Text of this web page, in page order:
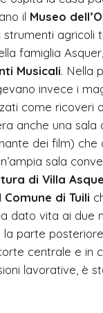
il Museo
agricoli
famiglia
Musicali. Nella
invece i
come ricoveri
anche una sala
dei film) che
sala
di Villa
di Tuili
dato vita ai due
parte
centrale e in
lavorative, è